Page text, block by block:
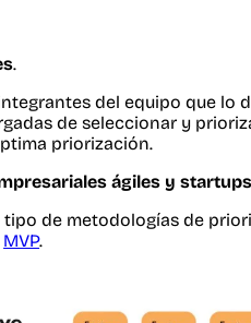
.
del equipo que lo
de seleccionar y
priorización.
ágiles y
de metodologías de
MVP.